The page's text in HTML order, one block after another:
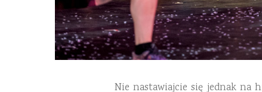
Nie nastawiajcie się jednak na